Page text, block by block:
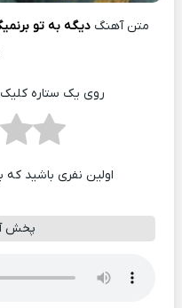
متن آهنگ دیگه به تو
روی یک ستاره کلیک
اولین نفری باشید
پخش